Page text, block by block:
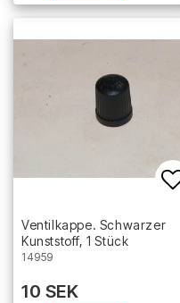
Ventilkappe. Schwarzer
Kunststoff, 1 Stück
14959
10 SEK